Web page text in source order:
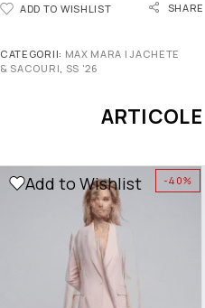
ADD TO WISHLIST
SHARE
CATEGORII: MAX MARA | JACHETE
& SACOURI, SS '26
-40%
Add to Wishlist